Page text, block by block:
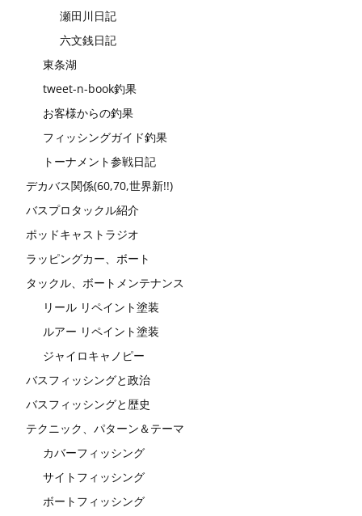
瀬田川日記
六文銭日記
東条湖
tweet-n-book釣果
お客様からの釣果
フィッシングガイド釣果
トーナメント参戦日記
デカバス関係(60,70,世界新!!)
バスプロタックル紹介
ポッドキャストラジオ
ラッピングカー、ボート
タックル、ボートメンテナンス
リール リペイント塗装
ルアー リペイント塗装
ジャイロキャノピー
バスフィッシングと政治
バスフィッシングと歴史
テクニック、パターン＆テーマ
カバーフィッシング
サイトフィッシング
ボートフィッシング